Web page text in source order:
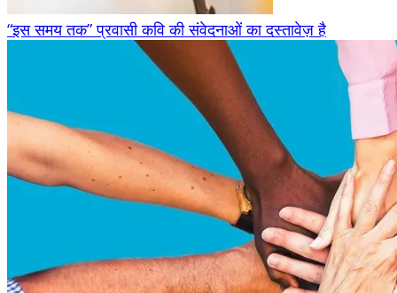
“इस समय तक” प्रवासी कवि की संवेदनाओं का दस्तावेज़ है